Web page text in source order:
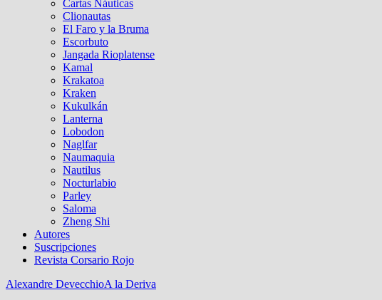
Cartas Náuticas
Clionautas
El Faro y la Bruma
Escorbuto
Jangada Rioplatense
Kamal
Krakatoa
Kraken
Kukulkán
Lanterna
Lobodon
Naglfar
Naumaquia
Nautilus
Nocturlabio
Parley
Saloma
Zheng Shi
Autores
Suscripciones
Revista Corsario Rojo
Alexandre DevecchioA la Deriva